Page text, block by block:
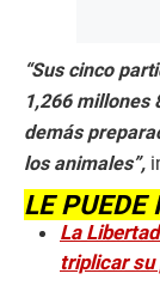
“Sus cinco
1,266 millones
demás
los animales”,
LE PUEDE
La
triplicar su